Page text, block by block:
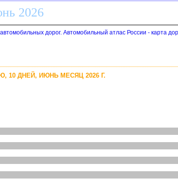
2026
дорог. Автомобильный атлас России - карта
10 ДНЕЙ, ИЮНЬ МЕСЯЦ 2026 Г.